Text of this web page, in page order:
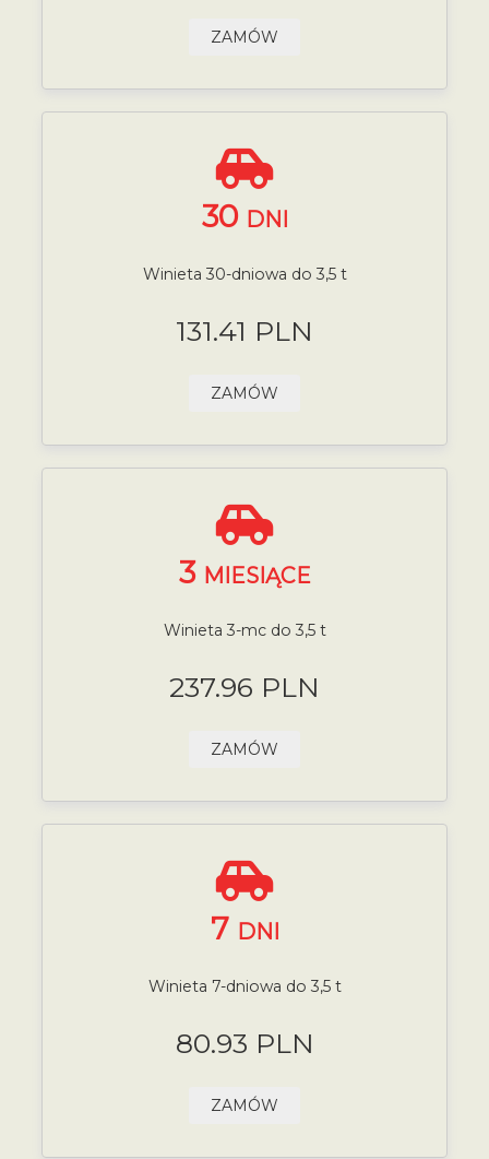
ZAMÓW
30 DNI
Winieta 30-dniowa do 3,5 t
131.41 PLN
ZAMÓW
3 MIESIĄCE
Winieta 3-mc do 3,5 t
237.96 PLN
ZAMÓW
7 DNI
Winieta 7-dniowa do 3,5 t
80.93 PLN
ZAMÓW